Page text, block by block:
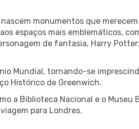
monumentos que
espaços mais emblemáticos,
de fantasia, Harry
Mundial, tornando-se
Histórico de Greenwich.
a Biblioteca Nacional e o Museu
para Londres.